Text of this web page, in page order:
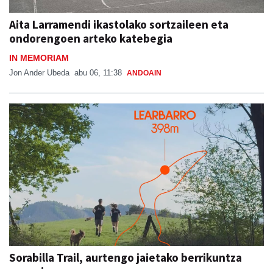
Aita Larramendi ikastolako sortzaileen eta
ondorengoen arteko katebegia
IN MEMORIAM
Jon Ander Ubeda abu 06, 11:38 ANDOAIN
Sorabilla Trail, aurtengo jaietako berrikuntza